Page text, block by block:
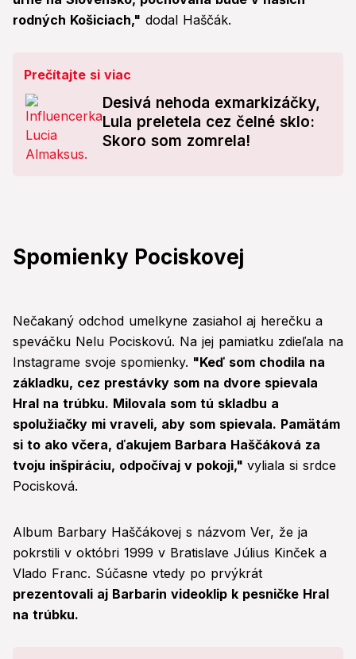
rodných Košiciach," dodal Haščák.
Prečítajte si viac
Desivá nehoda exmarkizáčky,
Lula preletela cez čelné sklo:
Skoro som zomrela!
Spomienky Pociskovej
Nečakaný odchod umelkyne zasiahol aj herečku a
speváčku Nelu Pociskovú. Na jej pamiatku zdieľala na
Instagrame svoje spomienky. "Keď som chodila na
základku, cez prestávky som na dvore spievala
Hral na trúbku. Milovala som tú skladbu a
spolužiačky mi vraveli, aby som spievala. Pamätám
si to ako včera, ďakujem Barbara Haščáková za
tvoju inšpiráciu, odpočívaj v pokoji," vyliala si srdce
Pocisková.
Album Barbary Haščákovej s názvom Ver, že ja
pokrstili v októbri 1999 v Bratislave Július Kinček a
Vlado Franc. Súčasne vtedy po prvýkrát
prezentovali aj Barbarin videoklip k pesničke Hral
na trúbku.